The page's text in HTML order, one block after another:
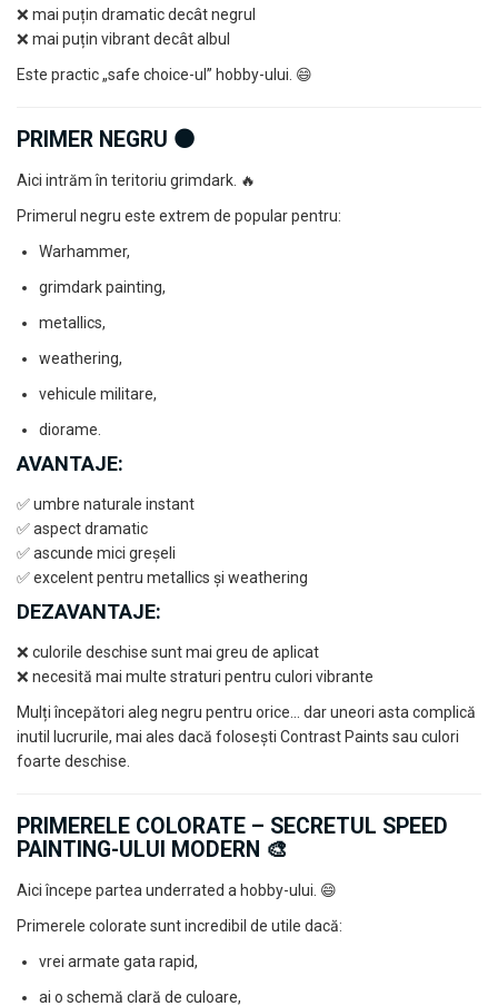
Markere Metalice
❌ mai puțin dramatic decât negrul
❌ mai puțin vibrant decât albul
Este practic „safe choice-ul” hobby-ului. 😄
PRIMER NEGRU ⚫
Aici intrăm în teritoriu grimdark. 🔥
Primerul negru este extrem de popular pentru:
Warhammer,
grimdark painting,
metallics,
weathering,
vehicule militare,
diorame.
AVANTAJE:
✅ umbre naturale instant
✅ aspect dramatic
✅ ascunde mici greșeli
✅ excelent pentru metallics și weathering
DEZAVANTAJE:
❌ culorile deschise sunt mai greu de aplicat
❌ necesită mai multe straturi pentru culori vibrante
Mulți începători aleg negru pentru orice… dar uneori asta complică
inutil lucrurile, mai ales dacă folosești Contrast Paints sau culori
foarte deschise.
PRIMERELE COLORATE – SECRETUL SPEED
PAINTING-ULUI MODERN 🎨
Aici începe partea underrated a hobby-ului. 😄
Primerele colorate sunt incredibil de utile dacă:
vrei armate gata rapid,
ai o schemă clară de culoare,